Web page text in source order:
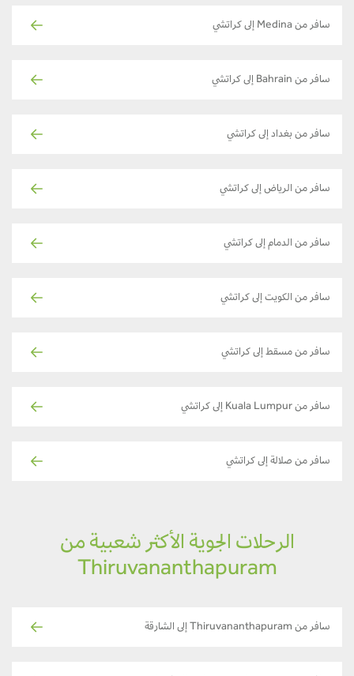
سافر من Medina إلى كراتشي
سافر من Bahrain إلى كراتشي
سافر من بغداد إلى كراتشي
سافر من الرياض إلى كراتشي
سافر من الدمام إلى كراتشي
سافر من الكويت إلى كراتشي
سافر من مسقط إلى كراتشي
سافر من Kuala Lumpur إلى كراتشي
سافر من صلالة إلى كراتشي
الرحلات الجوية الأكثر شعبية من
Thiruvananthapuram
سافر من Thiruvananthapuram إلى الشارقة